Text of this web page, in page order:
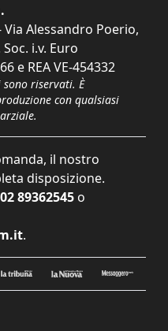
Alessandro Poerio,
i.v. Euro
e REA VE-454332
riservati. È
con qualsiasi
il nostro
disposizione.
02 89362545 o
.